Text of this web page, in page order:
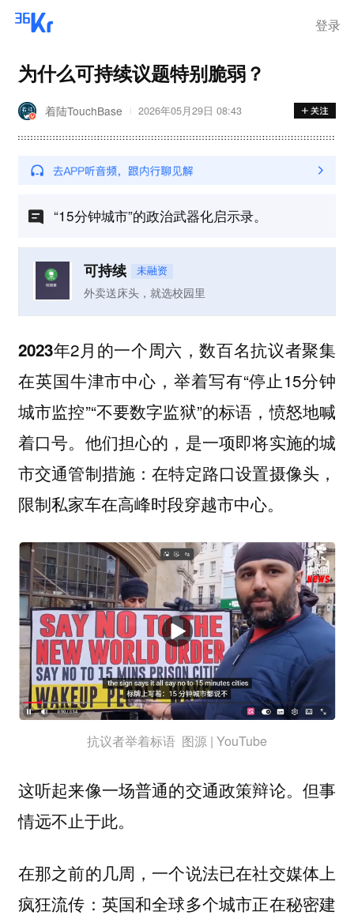
登录
为什么可持续议题特别脆弱？
着陆TouchBase 2026年05月29日 08:43
“15分钟城市”的政治武器化启示录。
可持续 未融资
外卖送床头，就选校园里
2023年2月的一个周六，数百名抗议者聚集
在英国牛津市中心，举着写有“停止15分钟
城市监控”“不要数字监狱”的标语，愤怒地喊
着口号。他们担心的，是一项即将实施的城
市交通管制措施：在特定路口设置摄像头，
限制私家车在高峰时段穿越市中心。
抗议者举着标语 图源 | YouTube
这听起来像一场普通的交通政策辩论。但事
情远不止于此。
在那之前的几周，一个说法已在社交媒体上
疯狂流传：英国和全球多个城市正在秘密建